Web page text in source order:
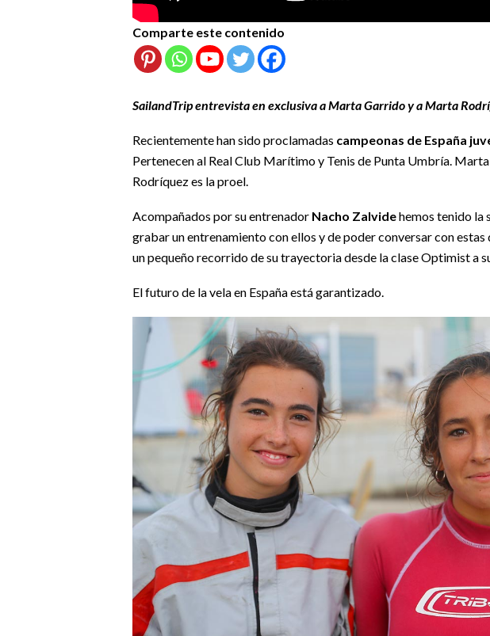
Comparte este contenido
SailandTrip entrevista en exclusiva a Marta Garrido y a Marta
Recientemente han sido proclamadas campeonas de España
Pertenecen al Real Club Marítimo y Tenis de Punta Umbría.
Rodríquez es la proel.
Acompañados por su entrenador Nacho Zalvidehemos tenido la
grabar un entrenamiento con ellos y de poder conversar con estas
un pequeño recorrido de su trayectoria desde la clase Optimist a
El futuro de la vela en España está garantizado.